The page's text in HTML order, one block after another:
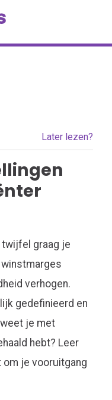
Later lezen?
graag je
verhogen.
gedefinieerd en
je met
hebt? Leer
om je vooruitgang